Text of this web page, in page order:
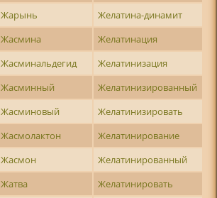
Жарынь
Желатина-динамит
Жасмина
Желатинация
Жасминальдегид
Желатинизация
Жасминный
Желатинизированный
Жасминовый
Желатинизировать
Жасмолактон
Желатинирование
Жасмон
Желатинированный
Жатва
Желатинировать